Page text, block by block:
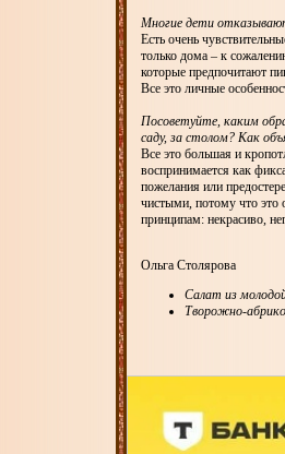
Многие дети
Есть очень
только дома – к
которые предпочитают
Все это личные
Посоветуйте, каким
саду, за столом? Как
Все это большая и
воспринимается как
пожелания или
чистыми, потому что это
принципам: некрасиво,
Ольга Столярова
Салат из
Творожно-